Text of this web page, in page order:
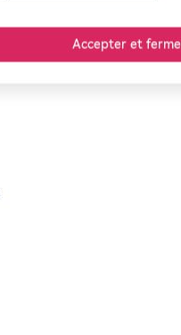
Accepter et